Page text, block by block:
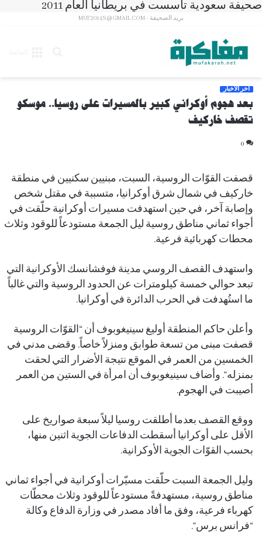
صحيفة سعودية تأسست في بريطانيا العام 2011
بريد الصحيفة - MUF2014S@GMAIL.COM
آخر الأخبار
بعد هجوم أوكراني كبير بالمسيرات على روسيا.. موسكو
تقصف خاركيف
0
قصفت القوّات الروسية، السبت، مبنيين سكنيين في منطقة
خاركيف في شمال شرق أوكرانيا، متسببة في مقتل شخص
وإصابة آخر، في حين استهدفت مسيرات أوكرانية حلّقت في
أجواء ثماني مناطق روسية ليل الجمعة مستودعاً للوقود وثلاث
محطات كهربائية فرعية.
واستهدف القصف الروسي مدينة فوفشانسك الأوكرانية التي
تبعد حوالي خمسة كيلومترات عن الحدود الروسية والتي غالباً
ما استُهدفت في الحرب الدائرة في أوكرانيا.
وأعلن حاكم المنطقة أوليغ سينيغوبوف أن “القوّات الروسية
قصفت مبنى من تسعة طوابق ومنزلاً خاصاً. وقضى مدني في
الخمسين من العمر في الموقع نتيجة الأضرار التي لحقت
بمنزله”. وأضاف سينيغوبوف أن امرأة في الستين من العمر
أصيبت في الهجوم.
ووقع القصف بعدما أطلقت روسيا ليلاً سبعة صواريخ على
الأقل على أوكرانيا أسقطت الدفاعات الجوية اثنين منها،
بحسب القوّات الجوية الأوكرانية.
وليل الجمعة السبت حلّقت مسيّرات أوكرانية في أجواء ثماني
مناطق روسية، مستهدفةً مستودعاً للوقود وثلاث محطّات
كهرباء فرعية، وفق ما أفاد مصدر في وزارة الدفاع وكالة
“فرانس برس”.